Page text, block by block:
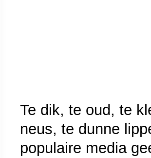
Te dik, te oud, te
neus, te dunne
populaire media